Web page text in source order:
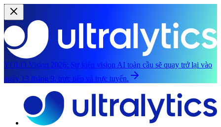
YOLO Vision 2026: Sự kiện vision AI toàn cầu sẽ quay trở lại vào
ngày 13 tháng 9, trực tiếp và trực tuyến.